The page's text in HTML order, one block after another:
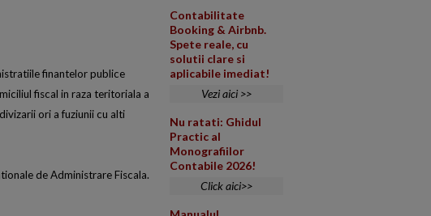
finantelor publice
fiscal in raza teritoriala a
ori a fuziunii cu alti
de Administrare Fiscala.
Contabilitate
Booking & Airbnb.
Spete reale, cu
solutii clare si
aplicabile imediat!
Vezi aici >>
Nu ratati: Ghidul
Practic al
Monografiilor
Contabile 2026!
Click aici>>